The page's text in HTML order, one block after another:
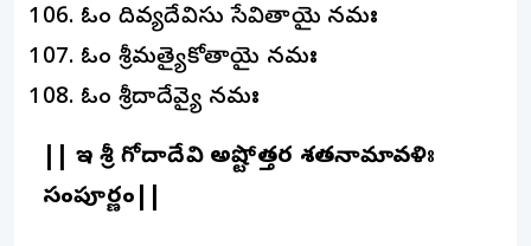
ఓం దివ్యదేవిసు సేవితాయై నమః
ఓం శ్రీమత్యైకోతాయై నమః
ఓం శ్రీగోదాదేవ్యై నమః
|| ఇతి శ్రీ గోదాదేవి అష్టోత్తర శతనామావళిః
సంపూర్ణం||